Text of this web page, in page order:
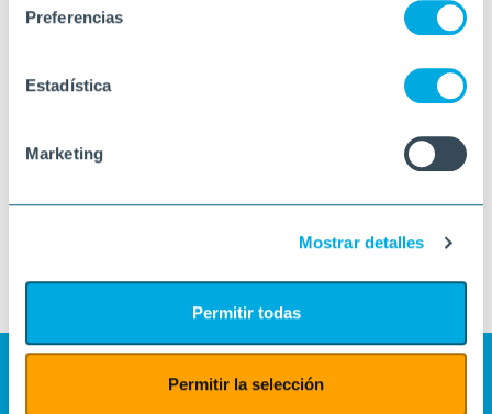
Preferencias
Estadística
Marketing
Mostrar detalles
Permitir todas
Permitir la selección